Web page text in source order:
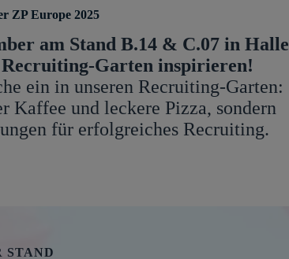
ZP Europe 2025
am Stand B.14 & C.07 in Halle
Recruiting-Garten inspirieren!
ein in unseren Recruiting-Garten:
Kaffee und leckere Pizza, sondern
für erfolgreiches Recruiting.
STAND